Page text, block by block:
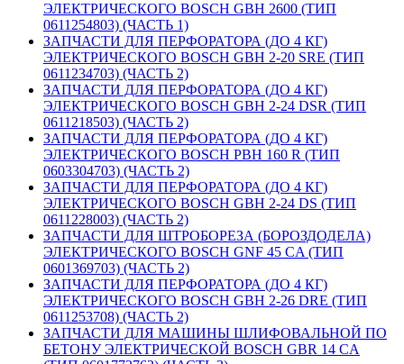
ЭЛЕКТРИЧЕСКОГО BOSCH GBH 2600 (ТИП
0611254803) (ЧАСТЬ 1)
ЗАПЧАСТИ ДЛЯ ПЕРФОРАТОРА (ДО 4 КГ)
ЭЛЕКТРИЧЕСКОГО BOSCH GBH 2-20 SRE (ТИП
0611234703) (ЧАСТЬ 2)
ЗАПЧАСТИ ДЛЯ ПЕРФОРАТОРА (ДО 4 КГ)
ЭЛЕКТРИЧЕСКОГО BOSCH GBH 2-24 DSR (ТИП
0611218503) (ЧАСТЬ 2)
ЗАПЧАСТИ ДЛЯ ПЕРФОРАТОРА (ДО 4 КГ)
ЭЛЕКТРИЧЕСКОГО BOSCH PBH 160 R (ТИП
0603304703) (ЧАСТЬ 2)
ЗАПЧАСТИ ДЛЯ ПЕРФОРАТОРА (ДО 4 КГ)
ЭЛЕКТРИЧЕСКОГО BOSCH GBH 2-24 DS (ТИП
0611228003) (ЧАСТЬ 2)
ЗАПЧАСТИ ДЛЯ ШТРОБОРЕЗА (БОРОЗДОДЕЛА)
ЭЛЕКТРИЧЕСКОГО BOSCH GNF 45 CA (ТИП
0601369703) (ЧАСТЬ 2)
ЗАПЧАСТИ ДЛЯ ПЕРФОРАТОРА (ДО 4 КГ)
ЭЛЕКТРИЧЕСКОГО BOSCH GBH 2-26 DRE (ТИП
0611253708) (ЧАСТЬ 2)
ЗАПЧАСТИ ДЛЯ МАШИНЫ ШЛИФОВАЛЬНОЙ ПО
БЕТОНУ ЭЛЕКТРИЧЕСКОЙ BOSCH GBR 14 CA